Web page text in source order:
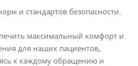
и стандартов безопасности.
максимальный комфорт и
для наших пациентов,
к каждому обращению и